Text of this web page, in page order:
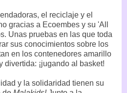
el reciclaje y el
gracias a Ecoembes y su 'All
Unas pruebas en las que toda
sus conocimientos sobre los
en los contenedores amarillo
divertida: ¡jugando al basket!
y la solidaridad tienen su